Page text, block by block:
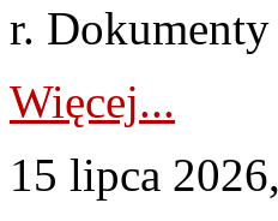
r. Dokumenty
Więcej...
15 lipca